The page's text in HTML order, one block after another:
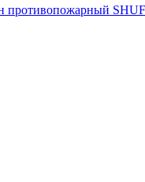
противопожарный